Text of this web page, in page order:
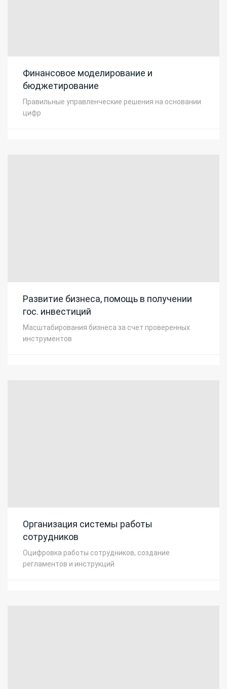
Финансовое моделирование и
бюджетирование
Правильные управленческие решения на основании
цифр
Развитие бизнеса, помощь в получении
гос. инвестиций
Масштабирования бизнеса за счет проверенных
инструментов
Организация системы работы
сотрудников
Оцифровка работы сотрудников, создание
регламентов и инструкций